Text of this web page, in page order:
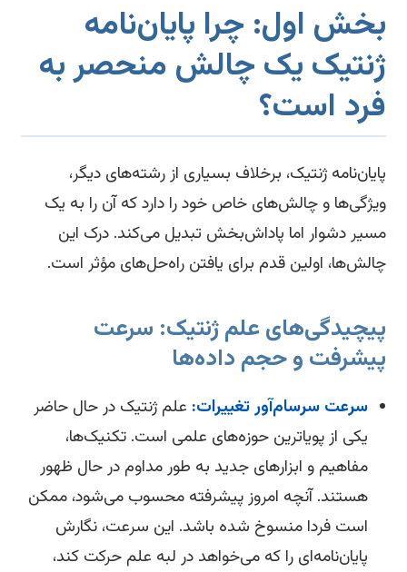
اول: چرا پایان‌نامه
یک چالش منحصر به
است؟
ژنتیک، برخلاف بسیاری از رشته‌های دیگر،
و چالش‌های خاص خود را دارد که آن را به یک
دشوار اما پاداش‌بخش تبدیل می‌کند. درک این
اولین قدم برای یافتن راه‌حل‌های مؤثر است.
علم ژنتیک: سرعت
و حجم داده‌ها
سرعت سرسام‌آور تغییرات:علم ژنتیک در حال حاضر
یکی از پویاترین حوزه‌های علمی است. تکنیک‌ها،
مفاهیم و ابزارهای جدید به طور مداوم در حال ظهور
هستند. آنچه امروز پیشرفته محسوب می‌شود، ممکن
است فردا منسوخ شده باشد. این سرعت، نگارش
پایان‌نامه‌ای را که می‌خواهد در لبه علم حرکت کند،